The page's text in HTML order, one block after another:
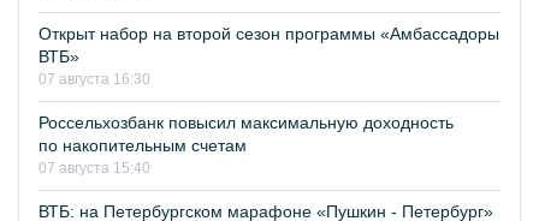
Открыт набор на второй сезон программы «Амбассадоры
ВТБ»
07 августа 16:30
Россельхозбанк повысил максимальную доходность
по накопительным счетам
07 августа 15:40
ВТБ: на Петербургском марафоне «Пушкин - Петербург»